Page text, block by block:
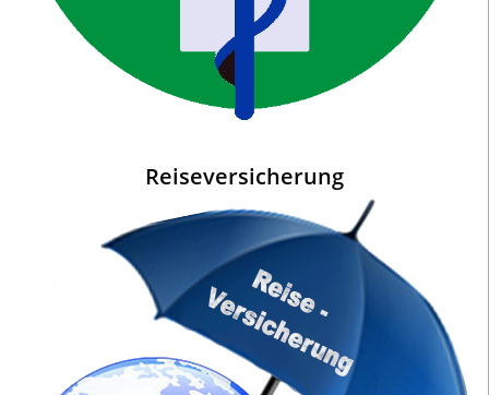
Reiseversicherung